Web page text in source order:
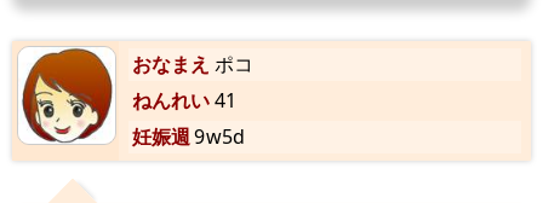
おなまえ ポコ
ねんれい41
妊娠週9w5d